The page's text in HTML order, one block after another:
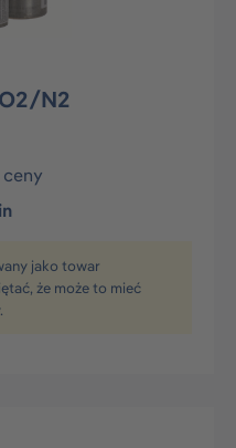
N2
jako towar
że może to mieć